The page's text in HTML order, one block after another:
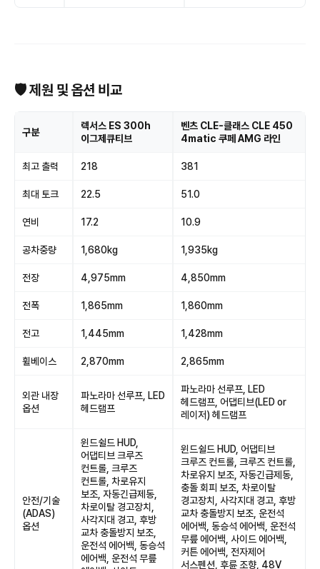
🛡 제원 및 옵션 비교
구분
렉서스 ES 300h
이그제큐티브
벤츠 CLE-클래스 CLE 450
4matic 쿠페 AMG 라인
최고 출력 218 381
최대 토크 22.5 51.0
연비 17.2 10.9
공차중량 1,680kg 1,935kg
전장 4,975mm 4,850mm
전폭 1,865mm 1,860mm
전고 1,445mm 1,428mm
휠베이스 2,870mm 2,865mm
외관 내장
옵션
파노라마 선루프, LED
헤드램프
파노라마 선루프, LED
헤드램프, 어댑티브(LED or
레이저) 헤드램프
안전/기술
(ADAS)
옵션
윈드쉴드 HUD,
어댑티브 크루즈
컨트롤, 크루즈
컨트롤, 차로유지
보조, 자동긴급제동,
차로이탈 경고장치,
사각지대 경고, 후방
교차 충돌방지 보조,
운전석 에어백, 동승석
에어백, 운전석 무릎
윈드쉴드 HUD, 어댑티브
크루즈 컨트롤, 크루즈 컨트롤,
차로유지 보조, 자동긴급제동,
충돌 회피 보조, 차로이탈
경고장치, 사각지대 경고, 후방
교차 충돌방지 보조, 운전석
에어백, 동승석 에어백, 운전석
무릎 에어백, 사이드 에어백,
커튼 에어백, 전자제어
서스펜션, 후륜 조향, 48V